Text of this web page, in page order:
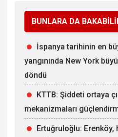
BUNLARA DA
İspanya tarihinin en
yangınında New York
döndü
KTTB: Şiddeti ortaya
mekanizmaları
Ertuğruloğlu: Erenköy,